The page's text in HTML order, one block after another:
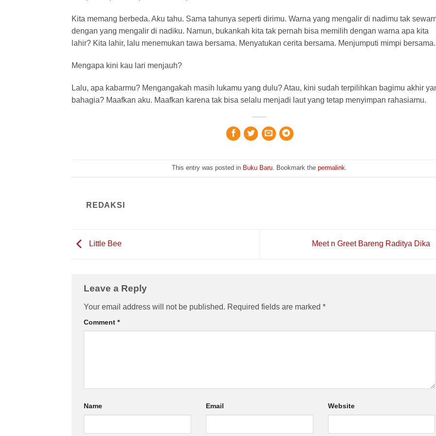
Kita memang berbeda. Aku tahu. Sama tahunya seperti dirimu. Warna yang mengalir di nadimu tak
dengan yang mengalir di nadiku. Namun, bukankah kita tak pernah bisa memilih dengan warna apa kita
lahir? Kita lahir, lalu menemukan tawa bersama. Menyatukan cerita bersama. Menjumputi mimpi bersama.
Mengapa kini kau lari menjauh?
Lalu, apa kabarmu? Mengangakah masih lukamu yang dulu? Atau, kini sudah terpilihkan bagimu akhir
bahagia? Maafkan aku. Maafkan karena tak bisa selalu menjadi laut yang tetap menyimpan rahasiamu.
This entry was posted in Buku Baru. Bookmark thepermalink.
REDAKSI
Little Bee Meet n Greet Bareng Raditya Dika
Leave a Reply
Your email address will not be published. Required fields are marked *
Comment *
Name Email Website